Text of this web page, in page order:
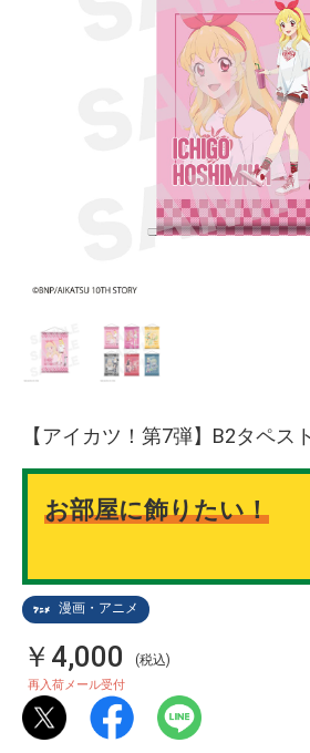
漫画・アニメ
【アイカツ！第7弾】B2タペ
お部屋に飾りたい！
￥4,000 (税込)
再入荷メール受付